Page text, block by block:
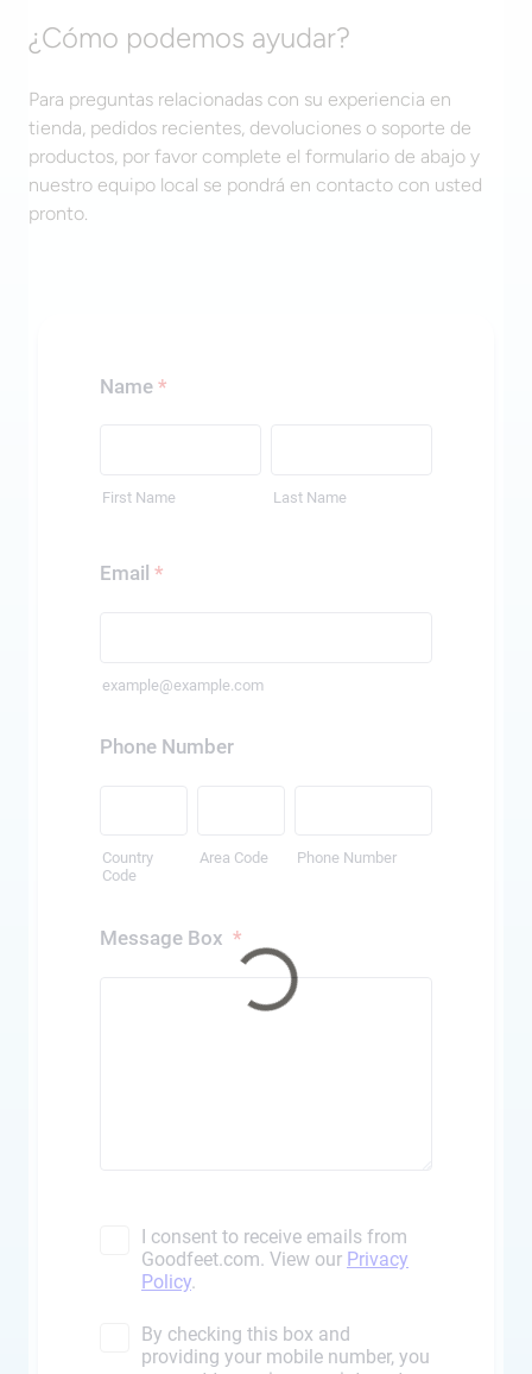
¿Cómo podemos ayudar?
Para preguntas relacionadas con su experiencia en
tienda, pedidos recientes, devoluciones o soporte de
productos, por favor complete el formulario de abajo y
nuestro equipo local se pondrá en contacto con usted
pronto.